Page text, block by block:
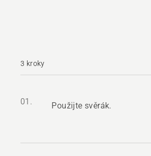
3 kroky
01. Použijte svěrák.